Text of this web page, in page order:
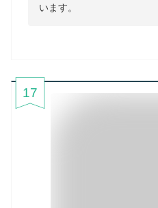
います。
17